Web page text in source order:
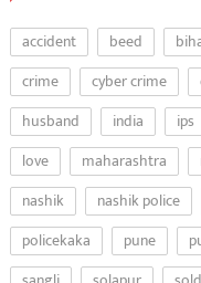
accident beed
crime
cyber crime
husband
india ips
love
maharashtra
nashik
nashik police
policekaka
pune